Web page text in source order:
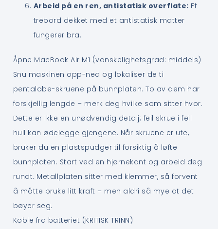
Arbeid på en ren, antistatisk overflate: Et
trebord dekket med et antistatisk matter
fungerer bra.
Åpne MacBook Air M1 (vanskelighetsgrad: middels)
Snu maskinen opp-ned og lokaliser de ti
pentalobe-skruene på bunnplaten. To av dem har
forskjellig lengde – merk deg hvilke som sitter hvor.
Dette er ikke en unødvendig detalj; feil skrue i feil
hull kan ødelegge gjengene. Når skruene er ute,
bruker du en plastspudger til forsiktig å løfte
bunnplaten. Start ved en hjørnekant og arbeid deg
rundt. Metallplaten sitter med klemmer, så forvent
å måtte bruke litt kraft – men aldri så mye at det
bøyer seg.
Koble fra batteriet (KRITISK TRINN)